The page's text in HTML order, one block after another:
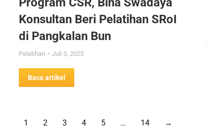
Konsultan Beri Pelatihan SRoI
di Pangkalan Bun
Pelatihan Juli 3, 2025
Baca artikel
1 2 3 4 5 … 14 →